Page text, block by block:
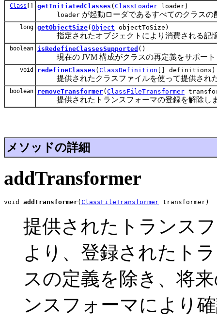
Class [] getInitiatedClasses ( ClassLoader loader)
loader が起動ローダであるすべてのクラスの
long getObjectSize( Object objectToSize)
指定されたオブジェクトにより消費される記
boolean isRedefineClassesSupported ()
現在の JVM 構成がクラスの再定義をサポート
void redefineClasses ( ClassDefinition [] definitions)
提供されたクラスファイルを使って提供され
boolean removeTransformer( ClassFileTransformer
提供されたトランスフォーマの登録を解除し
メソッドの詳細
addTransformer
void addTransformer( ClassFileTransformer transformer)
提供されたトランス
より、登録されたト
スの定義を除き、将
ンスフォーマにより